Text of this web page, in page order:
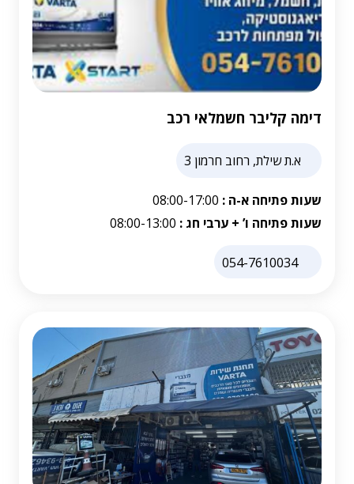
דימה קליבר חשמלאי רכב
א.ת שילת, רחוב חרמון 3
שעות פתיחה א-ה : 08:00-17:00
שעות פתיחה ו’ + ערבי חג : 08:00-13:00
054-7610034